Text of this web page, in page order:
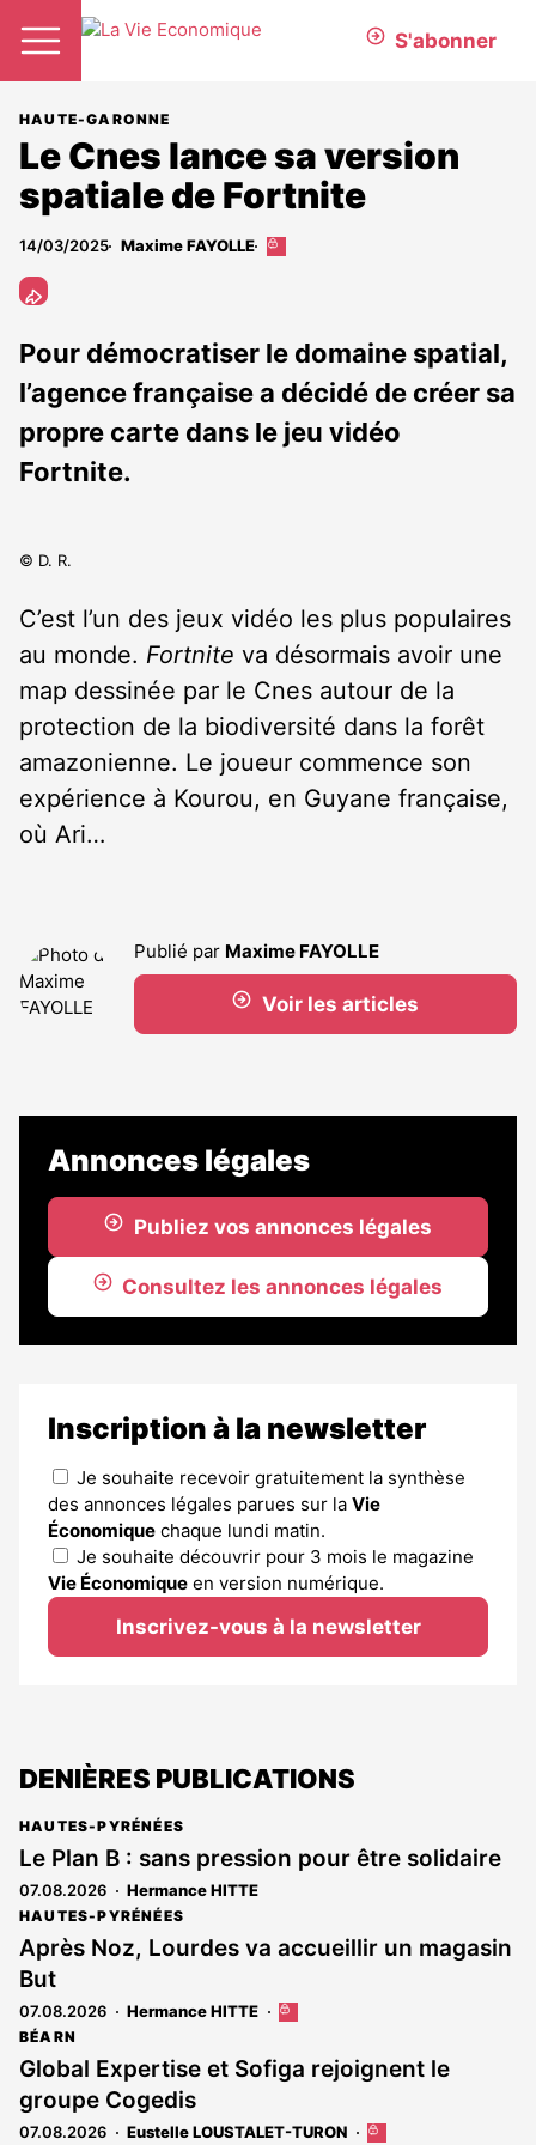
S'abonner
HAUTE-GARONNE
Le Cnes lance sa version
spatiale de Fortnite
14/03/2025 Maxime FAYOLLE
Cet
abonnés
Pour démocratiser le domaine spatial,
l’agence française a décidé de créer sa
propre carte dans le jeu vidéo
Fortnite.
© D. R.
C’est l’un des jeux vidéo les plus populaires
au monde. Fortnite va désormais avoir une
map dessinée par le Cnes autour de la
protection de la biodiversité dans la forêt
amazonienne. Le joueur commence son
expérience à Kourou, en Guyane française,
où Ari…
Publié par Maxime FAYOLLE
Voir les articles
Annonces légales
Publiez vos annonces légales
Consultez les annonces légales
Inscription à la newsletter
Je souhaite recevoir gratuitement la synthèse
des annonces légales parues sur la Vie
Économique chaque lundi matin.
Je souhaite découvrir pour 3 mois le magazine
Vie Économique en version numérique.
Inscrivez-vous à la newsletter
DENIÈRES PUBLICATIONS
HAUTES-PYRÉNÉES
Le Plan B : sans pression pour être solidaire
07.08.2026 Hermance HITTE
HAUTES-PYRÉNÉES
Après Noz, Lourdes va accueillir un magasin
But
07.08.2026 Hermance HITTE
Cet
réservé
abonnés
BÉARN
Global Expertise et Sofiga rejoignent le
groupe Cogedis
07.08.2026 Eustelle LOUSTALET-TURON
Cet